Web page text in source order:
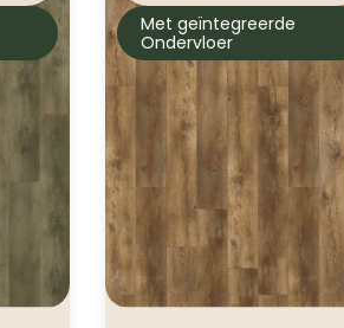
Met geïntegreerde
Ondervloer